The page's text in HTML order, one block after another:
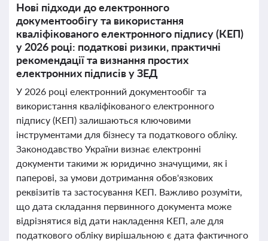
Нові підходи до електронного
документообігу та використання
кваліфікованого електронного підпису (КЕП)
у 2026 році: податкові ризики, практичні
рекомендації та визнання простих
електронних підписів у ЗЕД
У 2026 році електронний документообіг та
використання кваліфікованого електронного
підпису (КЕП) залишаються ключовими
інструментами для бізнесу та податкового обліку.
Законодавство України визнає електронні
документи такими ж юридично значущими, як і
паперові, за умови дотримання обов'язкових
реквізитів та застосування КЕП. Важливо розуміти,
що дата складання первинного документа може
відрізнятися від дати накладення КЕП, але для
податкового обліку вирішальною є дата фактичного